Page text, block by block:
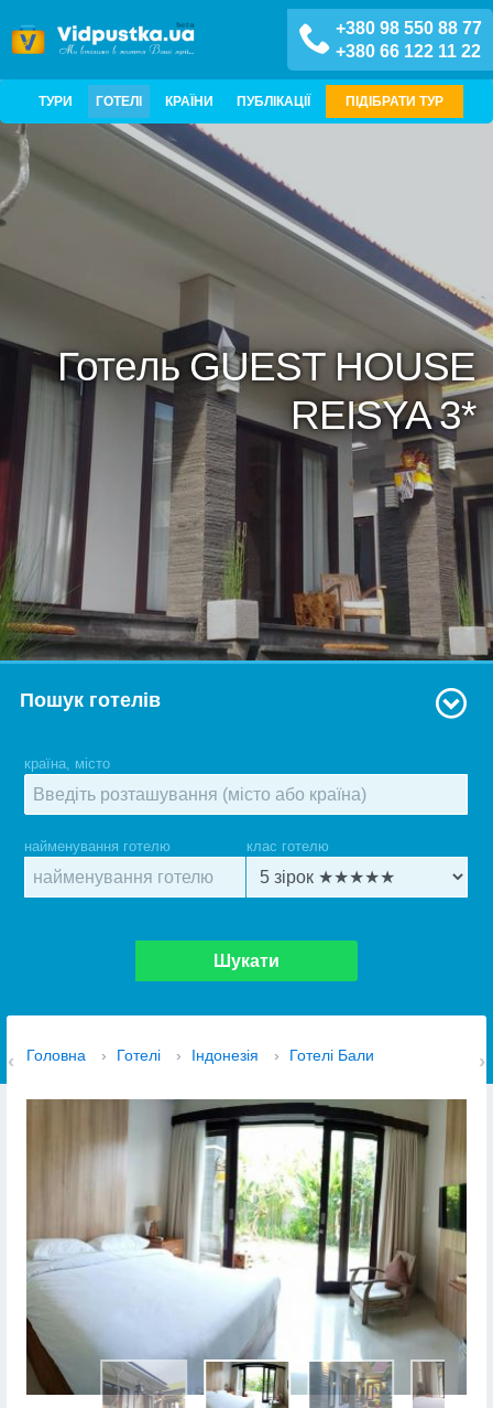
+380 98 550 88 77
+380 66 122 11 22
ТУРИ ГОТЕЛІ КРАЇНИ ПУБЛІКАЦІЇ ПІДІБРАТИ ТУР
Готель GUEST HOUSE
REISYA 3*
Пошук готелів
країна, місто
найменування готелю клас готелю
Шукати
Головна › Готелі › Індонезія › Готелі Бали